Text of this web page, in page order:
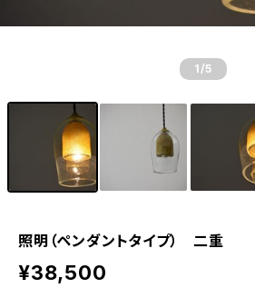
1 /5
照明（ペンダントタイプ） 二重
¥38,500